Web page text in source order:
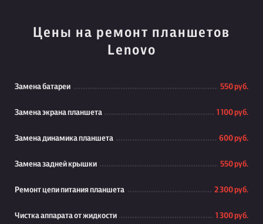
Цены на ремонт планшетов
Lenovo
Замена батареи 550 руб.
Замена экрана планшета 1 100 руб.
Замена динамика планшета 600 руб.
Замена задней крышки 550 руб.
Ремонт цепи питания планшета 2 300 руб.
Чистка аппарата от жидкости 1 300 руб.